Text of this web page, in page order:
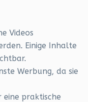
Videos
Einige Inhalte
Werbung, da sie
eine praktische